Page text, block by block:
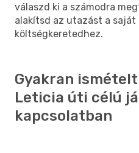
válaszd ki a számodra
alakítsd az utazást a
költségkeretedhez.
Gyakran
Leticia úti célú
kapcsolatban